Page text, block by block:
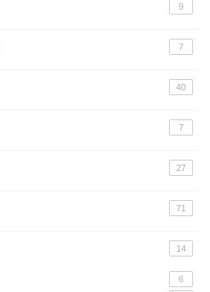
9
7
40
7
27
71
14
6